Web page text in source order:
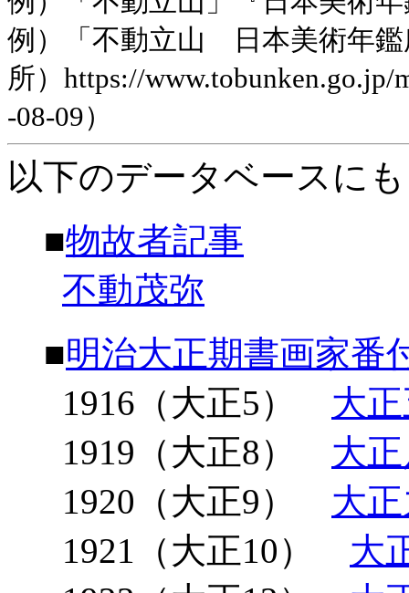
例）「不動立山 日本美術年鑑
所）https://
-08-09）
以下のデータベースに
■物故者記事
不動茂弥
■明治大正期書画家番
1916（大正5） 大
1919（大正8） 大
1920（大正9） 大
1921（大正10） 大